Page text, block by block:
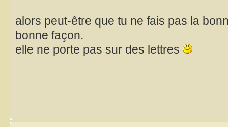
alors peut-être que tu ne fais pas la
bonne façon.
elle ne porte pas sur des lettres